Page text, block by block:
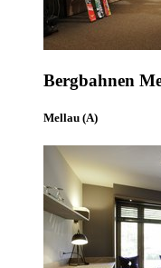
Bergbahnen
Mellau (A)